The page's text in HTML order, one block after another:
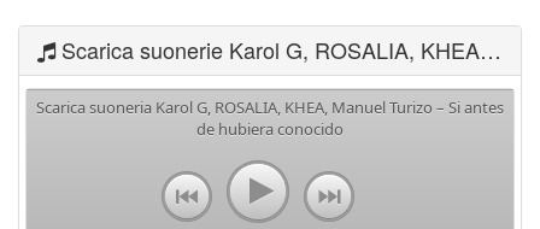
Scarica suonerie Karol G, ROSALIA, KHEA, Manuel Turizo – Si antes de hubiera conocido
Scarica suoneria Karol G, ROSALIA, KHEA, Manuel Turizo – Si antes
de hubiera conocido